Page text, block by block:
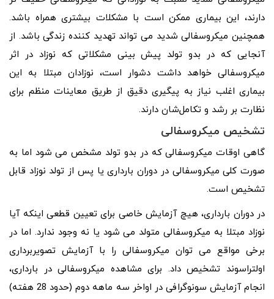
دارند، این بیماری ممکن است با مشکلات بیشتری همراه باشد.
همچنین میکروسفالی شدید می تواند تهدید کننده زندگی باشد. از
آنجایی که در بدو تولد پیش بینی مشکلاتی که نوزاد در اثر
میکروسفالی خواهد داشت دشوار است، نوزادان مبتلا به این
بیماری اغلب نیاز به پیگیری دقیق از طریق معاینات منظم برای
نظارت بر رشد و تکامل‌شان دارند.
تشخیص میکروسفالی
گاهی اوقات میکروسفالی که در بدو تولد مشخص می شود اما به
صورت کلی میکروسفالی در دوران بارداری یا پس از تولد نوزاد قابل
تشخیص است.
در دوران بارداری، هیچ آزمایش خاصی برای تعیین قطعی اینکه آیا
نوزاد مبتلا به میکروسفالی متولد می شود یا نه وجود ندارد. اما در
برخی مواقع می توان میکروسفالی را با آزمایش تصویربرداری
اولتراسوند تشخیص داد. برای مشاهده میکروسفالی در بارداری،
انجام آزمایش سونوگرافی در اواخر سه ماهه دوم (حدود 28 هفته)